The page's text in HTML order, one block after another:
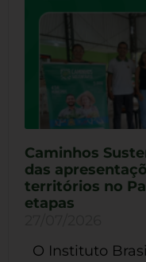
Caminhos
das
territórios no
etapas
O Instituto